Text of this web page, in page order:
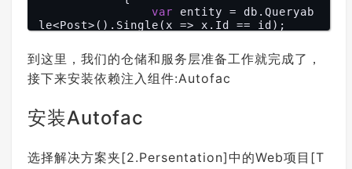
public bool Update ( Post entity)
{
te(entity);
        }
    }
var entity = db.Queryab
le<Post>().Single(x => x.Id == id);
            }
        }
用)
public IEnumerable<Post> FindAl
到这里，我们的仓储和服务层准备工作就完成了，
接下来安装依赖注入组件:Autofac
安装Autofac
选择解决方案夹[2.Persentation]中的Web项目[T